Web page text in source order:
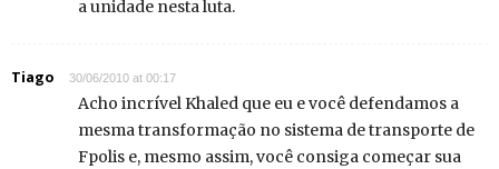
a unidade nesta luta.
Tiago 30/06/2010 at 00:17
Acho incrível Khaled que eu e você defendamos a
mesma transformação no sistema de transporte de
Fpolis e, mesmo assim, você consiga começar sua